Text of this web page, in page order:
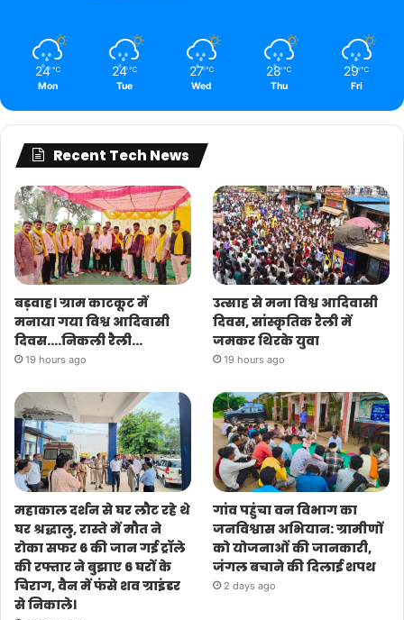
24 ℃
Mon
24 ℃
Tue
27 ℃
Wed
28 ℃
Thu
29 ℃
Fri
Recent Tech News
बड़वाह। ग्राम काटकूट में
मनाया गया विश्व आदिवासी
दिवस….निकली रैली…
19 hours ago
उत्साह से मना विश्व आदिवासी
दिवस, सांस्कृतिक रैली में
जमकर थिरके युवा
19 hours ago
महाकाल दर्शन से घर लौट रहे थे
घर श्रद्धालु, रास्ते में मौत ने
रोका सफर 6 की जान गई ट्रॉले
की रफ्तार ने बुझाए 6 घरों के
चिराग, वैन में फंसे शव ग्राइंडर
से निकाले।
गांव पहुंचा वन विभाग का
जनविश्वास अभियान: ग्रामीणों
को योजनाओं की जानकारी,
जंगल बचाने की दिलाई शपथ
2 days ago